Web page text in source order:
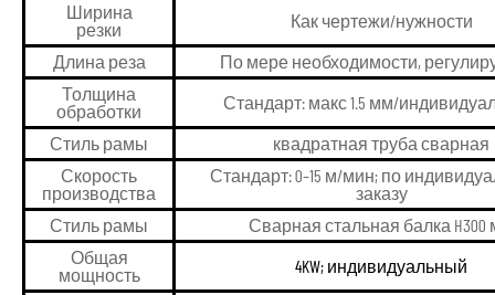
Ширина
резки
Как чертежи/нужности
Длина реза
По мере необходимости,
Толщина
обработки
Стандарт: макс 1.5 мм/
Стиль рамы
квадратная труба сварная
Скорость
производства
Стандарт: 0–15 м/мин; по
заказу
Стиль рамы
Сварная стальная балка H300
Общая
мощность
4KW; индивидуальный